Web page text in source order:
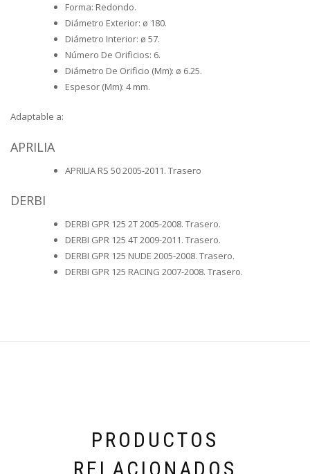
Forma: Redondo.
Diámetro Exterior: ø 180.
Diámetro Interior: ø 57.
Número De Orificios: 6.
Diámetro De Orificio (Mm): ø 6.25.
Espesor (Mm): 4 mm.
Adaptable a:
APRILIA
APRILIA RS 50 2005-2011. Trasero
DERBI
DERBI GPR 125 2T 2005-2008. Trasero.
DERBI GPR 125 4T 2009-2011. Trasero.
DERBI GPR 125 NUDE 2005-2008. Trasero.
DERBI GPR 125 RACING 2007-2008. Trasero.
PRODUCTOS
RELACIONADOS